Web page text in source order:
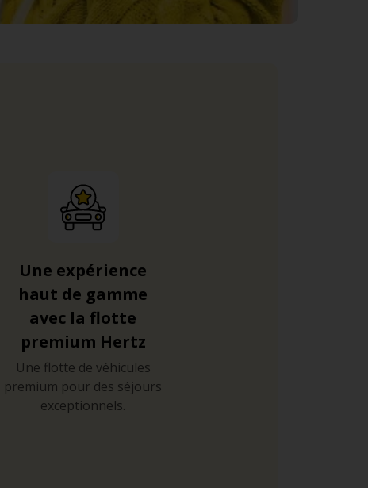
Une expérience
haut de gamme
avec la flotte
premium Hertz
Une flotte de véhicules
premium pour des séjours
exceptionnels.